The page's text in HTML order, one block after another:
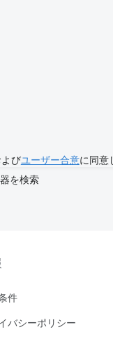
よびユーザー合意に同意
を検索
件
バシーポリシー